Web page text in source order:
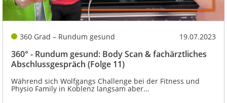
360 Grad – Rundum gesund 19.07.2023
360° - Rundum gesund: Body Scan & fachärztliches
Abschlussgespräch (Folge 11)
Während sich Wolfgangs Challenge bei der Fitness und
Physio Family in Koblenz langsam aber...